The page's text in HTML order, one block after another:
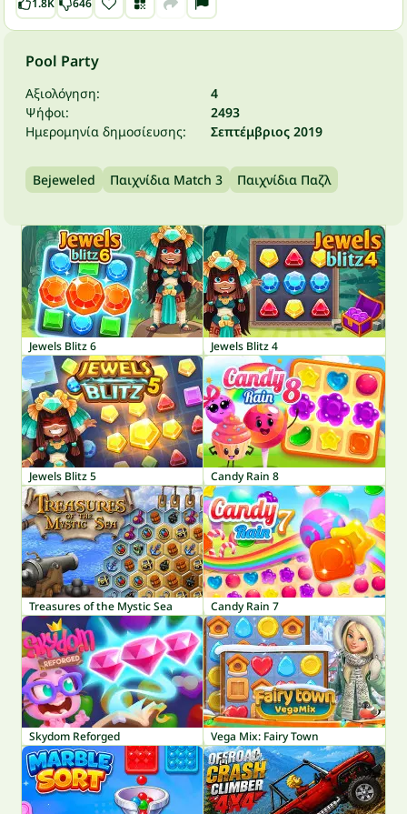
1.8K 646
Pool Party
Αξιολόγηση:
4
Ψήφοι:
2493
Ημερομηνία δημοσίευσης:
Σεπτέμβριος 2019
Bejeweled Παιχνίδια Match 3 Παιχνίδια Παζλ
Jewels Blitz 6 Jewels Blitz 4
Jewels Blitz 5 Candy Rain 8
Treasures of the Mystic Sea Candy Rain 7
Skydom Reforged Vega Mix: Fairy Town